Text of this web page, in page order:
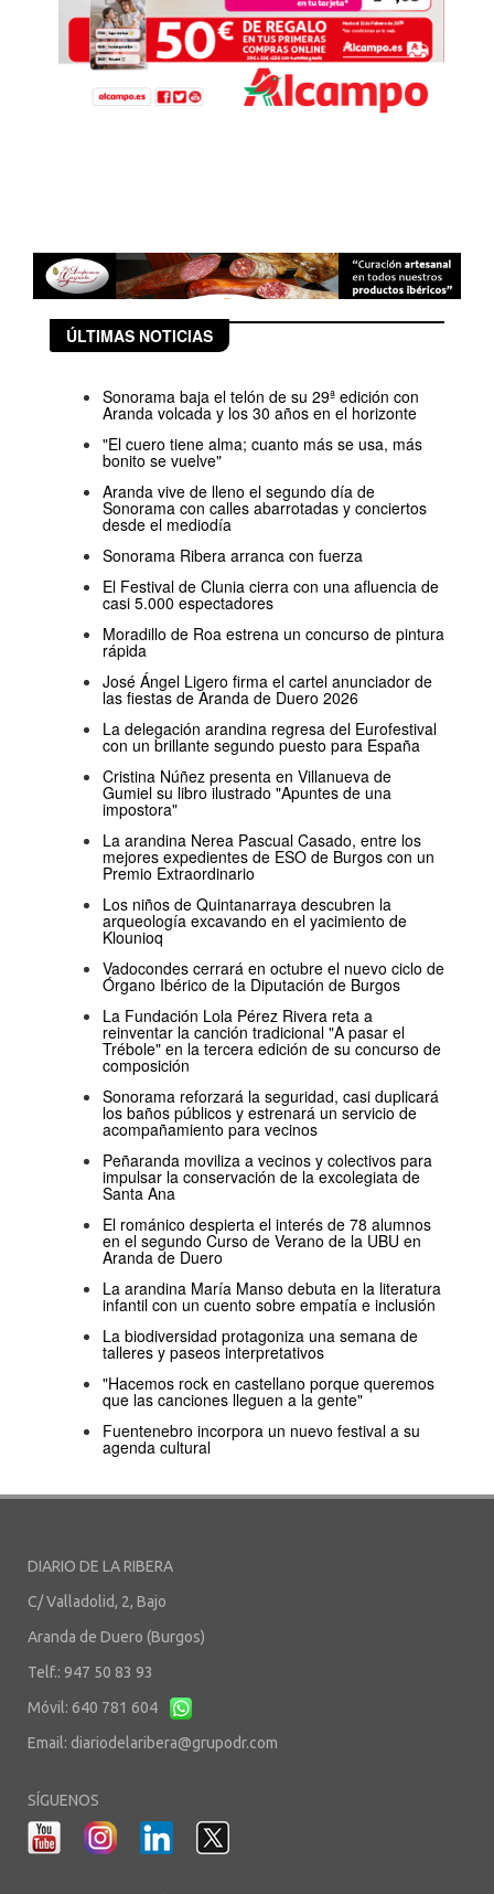
ÚLTIMAS NOTICIAS
Sonorama baja el telón de su 29ª edición con
Aranda volcada y los 30 años en el horizonte
"El cuero tiene alma; cuanto más se usa, más
bonito se vuelve"
Aranda vive de lleno el segundo día de
Sonorama con calles abarrotadas y conciertos
desde el mediodía
Sonorama Ribera arranca con fuerza
El Festival de Clunia cierra con una afluencia de
casi 5.000 espectadores
Moradillo de Roa estrena un concurso de pintura
rápida
José Ángel Ligero firma el cartel anunciador de
las fiestas de Aranda de Duero 2026
La delegación arandina regresa del Eurofestival
con un brillante segundo puesto para España
Cristina Núñez presenta en Villanueva de
Gumiel su libro ilustrado "Apuntes de una
impostora"
La arandina Nerea Pascual Casado, entre los
mejores expedientes de ESO de Burgos con un
Premio Extraordinario
Los niños de Quintanarraya descubren la
arqueología excavando en el yacimiento de
Klounioq
Vadocondes cerrará en octubre el nuevo ciclo de
Órgano Ibérico de la Diputación de Burgos
La Fundación Lola Pérez Rivera reta a
reinventar la canción tradicional "A pasar el
Trébole" en la tercera edición de su concurso de
composición
Sonorama reforzará la seguridad, casi duplicará
los baños públicos y estrenará un servicio de
acompañamiento para vecinos
Peñaranda moviliza a vecinos y colectivos para
impulsar la conservación de la excolegiata de
Santa Ana
El románico despierta el interés de 78 alumnos
en el segundo Curso de Verano de la UBU en
Aranda de Duero
La arandina María Manso debuta en la literatura
infantil con un cuento sobre empatía e inclusión
La biodiversidad protagoniza una semana de
talleres y paseos interpretativos
"Hacemos rock en castellano porque queremos
que las canciones lleguen a la gente"
Fuentenebro incorpora un nuevo festival a su
agenda cultural
DIARIO DE LA RIBERA
C/ Valladolid, 2, Bajo
Aranda de Duero (Burgos)
Telf.: 947 50 83 93
Móvil: 640 781 604
Email: diariodelaribera@grupodr.com
SÍGUENOS